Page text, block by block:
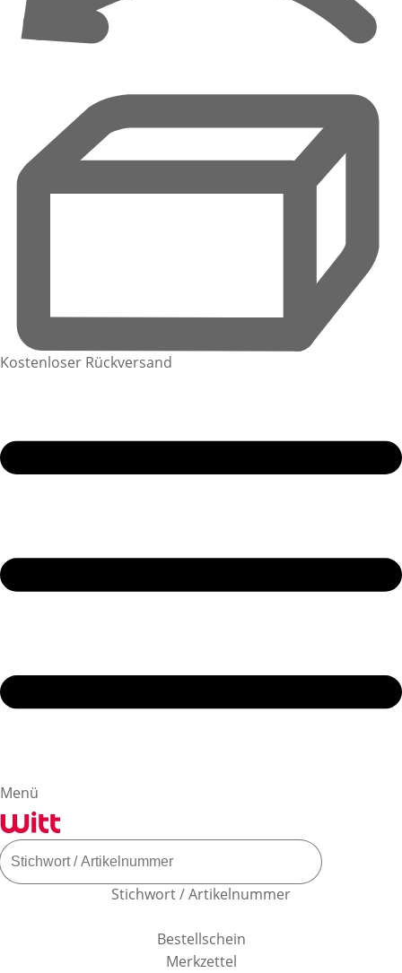
Kostenloser Rückversand
Menü
Stichwort / Artikelnummer
Bestellschein
Merkzettel